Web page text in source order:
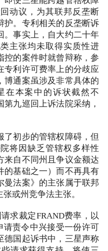
动议，为其联邦反垄断
护。专利相关的反垄断诉
。事实上，自大约二十年
主张均未取得实质性进
控的案件时就曾辩称，参
专利许可费率上的分歧应
博通案虽涉及非常具体的
在本案中的诉状截然不
第九巡回上诉法院采纳，
初步的管辖权障碍，但
将因缺乏管辖权多样性
来自不同州且争议金额达
的基础之一）而不再具有
曼法案》的主张属于联邦
或州竞争法主张。
裁定FRAND费率，以
请责令中兴接受一份许可
德国起诉书中，三星声称